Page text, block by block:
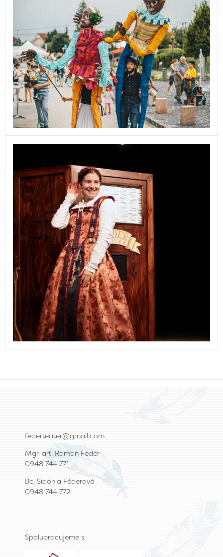
federteater@gmail.com
Mgr. art. Roman Féder
0948 744 771
Bc. Sidónia Féderová
0948 744 772
Spolupracujeme s: